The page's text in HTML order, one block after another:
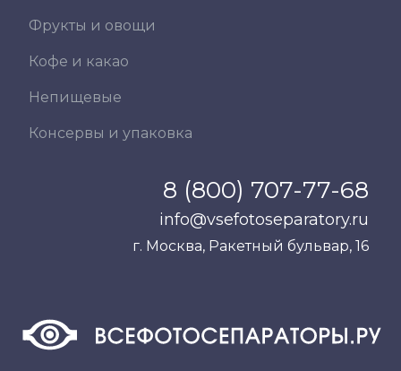
Фрукты и овощи
Кофе и какао
Непищевые
Консервы и упаковка
8 (800) 707-77-68
info@vsefotoseparatory.ru
г. Москва, Ракетный бульвар, 16